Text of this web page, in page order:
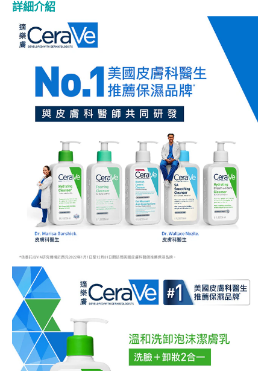
詳細介紹